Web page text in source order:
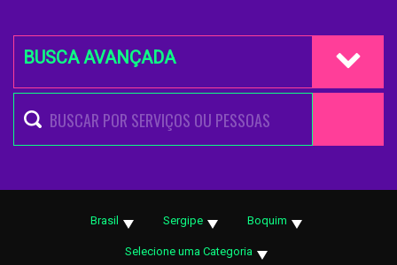
BUSCA AVANÇADA
Brasil Sergipe Boquim
Selecione uma Categoria